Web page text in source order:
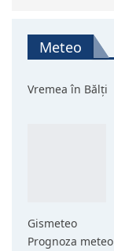
Meteo
Vremea în Bălți
Gismeteo
Prognoza